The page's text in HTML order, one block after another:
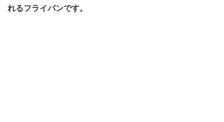
れるフライパンです。